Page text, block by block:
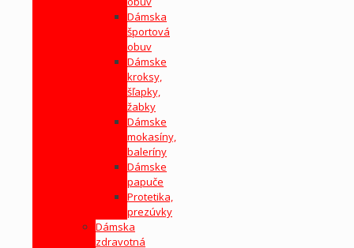
Dámska
športová
obuv
Dámske
kroksy,
šľapky,
žabky
Dámske
mokasíny,
baleríny
Dámske
papuče
Protetika,
prezúvky
Dámska
zdravotná